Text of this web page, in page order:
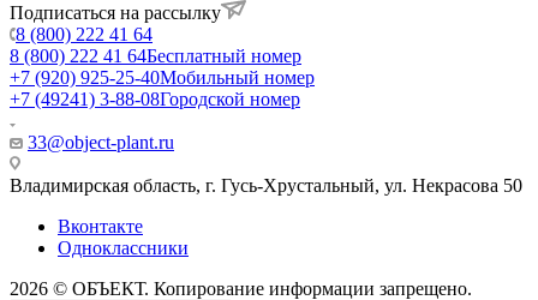
Подписаться на рассылку
8 (800) 222 41 64
8 (800) 222 41 64Бесплатный номер
+7 (920) 925-25-40Мобильный номер
+7 (49241) 3-88-08Городской номер
33@object-plant.ru
Владимирская область, г. Гусь-Хрустальный, ул. Некрасова 50
Вконтакте
Одноклассники
2026 © ОБЪЕКТ. Копирование информации запрещено.